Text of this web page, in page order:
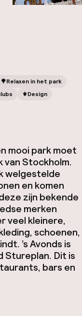
🌳Relaxen in het park
⚜️Design
mooi park moet
van Stockholm.
welgestelde
en komen
zijn bekende
merken
veel kleinere,
schoenen,
’s Avonds is
Stureplan. Dit is
bars en